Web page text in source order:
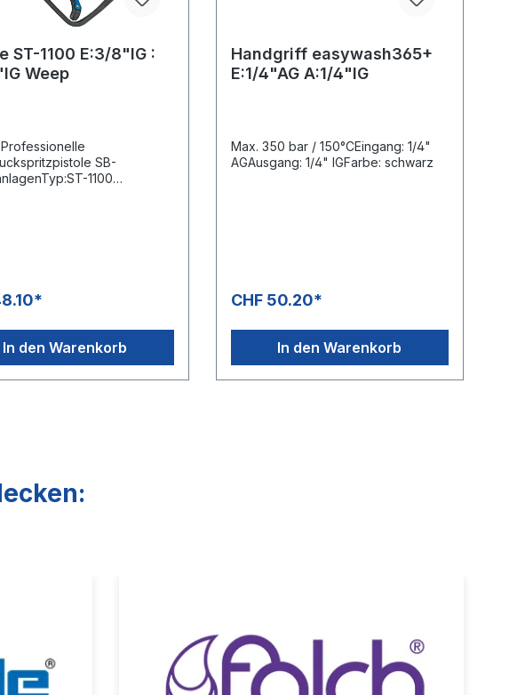
ST-1100 E:3/8"IG :
Weep
SB-
1100
In den Warenkorb
Handgriff easywash365+
E:1/4"AG A:1/4"IG
Max. 350 bar / 150°CEingang: 1/4"
AGAusgang: 1/4" IGFarbe: schwarz
CHF 50.20*
In den Warenkorb